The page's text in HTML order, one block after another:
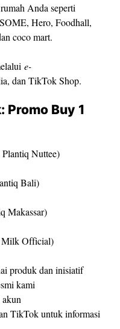
Anda seperti
Hero, Foodhall,
coco mart.
e-
dan TikTok Shop.
Promo Buy 1
Plantiq Nuttee)
Bali)
Makassar)
Milk Official)
produk dan inisiatif
kami
TikTok untuk informasi